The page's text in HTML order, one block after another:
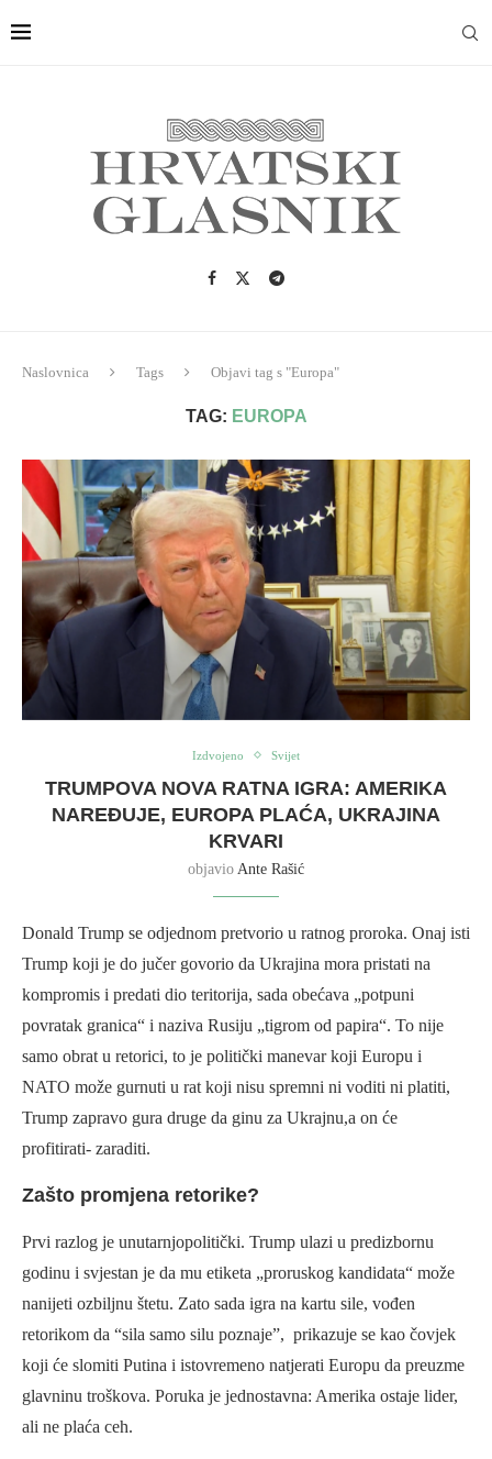
Naslovnica Tags Objavi tag s "Europa"
TAG: EUROPA
Izdvojeno Svijet
TRUMPOVA NOVA RATNA IGRA: AMERIKA
NAREĐUJE, EUROPA PLAĆA, UKRAJINA
KRVARI
objavio Ante Rašić
Donald Trump se odjednom pretvorio u ratnog proroka. Onaj isti
Trump koji je do jučer govorio da Ukrajina mora pristati na
kompromis i predati dio teritorija, sada obećava „potpuni
povratak granica“ i naziva Rusiju „tigrom od papira“. To nije
samo obrat u retorici, to je politički manevar koji Europu i
NATO može gurnuti u rat koji nisu spremni ni voditi ni platiti,
Trump zapravo gura druge da ginu za Ukrajnu,a on će
profitirati- zaraditi.
Zašto promjena retorike?
Prvi razlog je unutarnjopolitički. Trump ulazi u predizbornu
godinu i svjestan je da mu etiketa „proruskog kandidata“ može
nanijeti ozbiljnu štetu. Zato sada igra na kartu sile, vođen
retorikom da “sila samo silu poznaje”, prikazuje se kao čovjek
koji će slomiti Putina i istovremeno natjerati Europu da preuzme
glavninu troškova. Poruka je jednostavna: Amerika ostaje lider,
ali ne plaća ceh.